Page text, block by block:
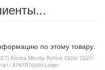
по этому товару.
Konica Minolta BizHub C226/ C227/
A797R70200-Lower